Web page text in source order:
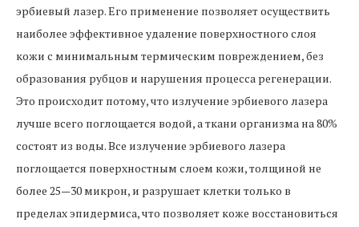
эрбиевый лазер. Его применение позволяет осуществить
наиболее эффективное удаление поверхностного слоя
кожи с минимальным термическим повреждением, без
образования рубцов и нарушения процесса регенерации.
Это происходит потому, что излучение эрбиевого лазера
лучше всего поглощается водой, а ткани организма на 80%
состоят из воды. Все излучение эрбиевого лазера
поглощается поверхностным слоем кожи, толщиной не
более 25—30 микрон, и разрушает клетки только в
пределах эпидермиса, что позволяет коже восстановиться